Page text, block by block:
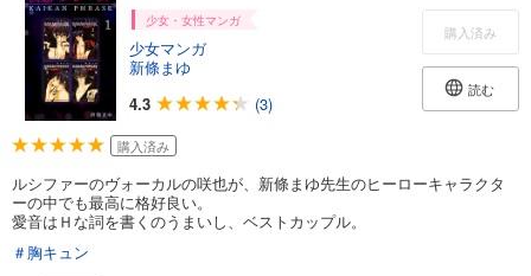
少女・女性マンガ
少女マンガ
新條まゆ
4.3
(3)
購入済み
読む
購入済み
ルシファーのヴォーカルの咲也が、新條まゆ先生のヒーローキャラクタ
ーの中でも最高に格好良い。
愛音はＨな詞を書くのうまいし、ベストカップル。
＃胸キュン